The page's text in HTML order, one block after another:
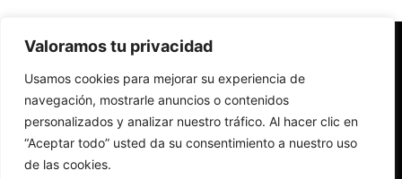
Valoramos tu privacidad
Usamos cookies para mejorar su experiencia de
navegación, mostrarle anuncios o contenidos
personalizados y analizar nuestro tráfico. Al hacer clic en
“Aceptar todo” usted da su consentimiento a nuestro uso
de las cookies.
Redes Cristianas
Una mirada alternativa sobre la Iglesia católica y la sociedad
- Colectivos de Redes Cristianas